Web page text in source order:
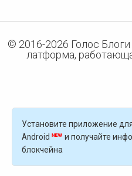
© 2016-2026 Голос
латформа,
Установите приложение
Android
и получайте
блокчейна